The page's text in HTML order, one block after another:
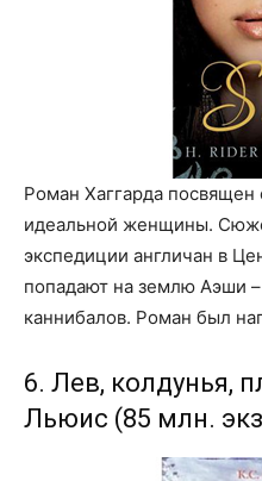
Роман Хаггарда посвящен
идеальной женщины.
экспедиции англичан в
попадают на землю Аэши
каннибалов. Роман был
6. Лев, колдунья,
Льюис (85 млн.